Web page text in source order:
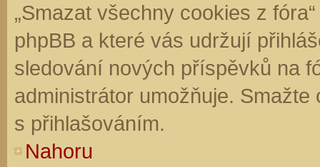
„Smazat všechny cookies z
phpBB a které vás udržují
sledování nových příspěvků na
administrátor umožňuje.
s přihlašováním.
Nahoru